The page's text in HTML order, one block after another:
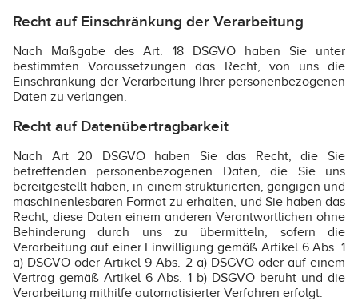
Recht auf Einschränkung der Verarbeitung
Nach Maßgabe des Art. 18 DSGVO haben Sie unter
bestimmten Voraussetzungen das Recht, von uns die
Einschränkung der Verarbeitung Ihrer personenbezogenen
Daten zu verlangen.
Recht auf Datenübertragbarkeit
Nach Art 20 DSGVO haben Sie das Recht, die Sie
betreffenden personenbezogenen Daten, die Sie uns
bereitgestellt haben, in einem strukturierten, gängigen und
maschinenlesbaren Format zu erhalten, und Sie haben das
Recht, diese Daten einem anderen Verantwortlichen ohne
Behinderung durch uns zu übermitteln, sofern die
Verarbeitung auf einer Einwilligung gemäß Artikel 6 Abs. 1
a) DSGVO oder Artikel 9 Abs. 2 a) DSGVO oder auf einem
Vertrag gemäß Artikel 6 Abs. 1 b) DSGVO beruht und die
Verarbeitung mithilfe automatisierter Verfahren erfolgt.